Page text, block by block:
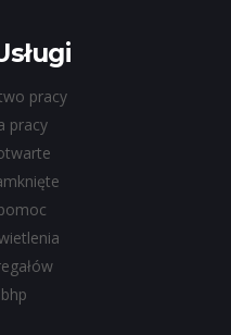
pracy
pracy